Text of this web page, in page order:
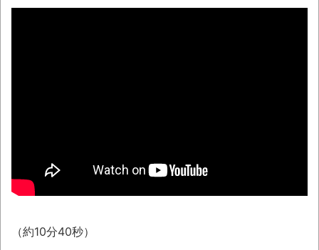
ったのに・・・」とのこと。NEW!
上波初放送決定とか
【衝撃】韓国で売っている目覚まし時計の
（約10分40秒）